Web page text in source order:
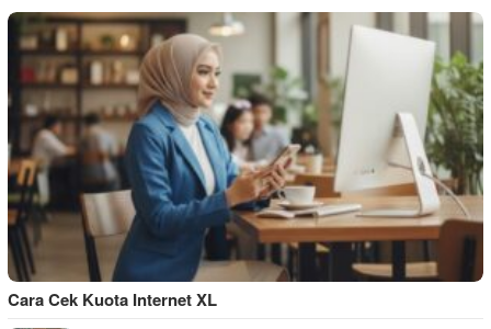
Cara Cek Kuota Internet XL